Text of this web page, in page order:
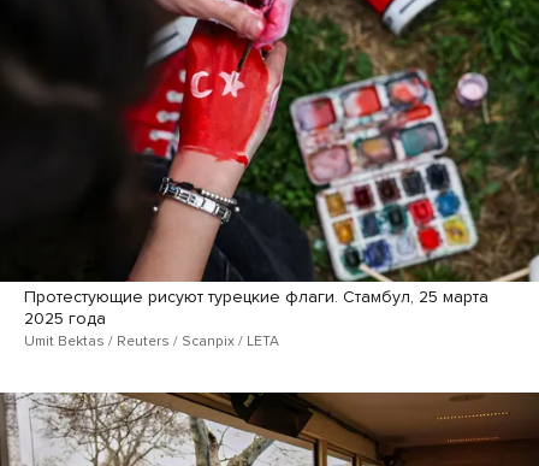
Протестующие рисуют турецкие флаги. Стамбул, 25 марта
2025 года
Umit Bektas / Reuters / Scanpix / LETA